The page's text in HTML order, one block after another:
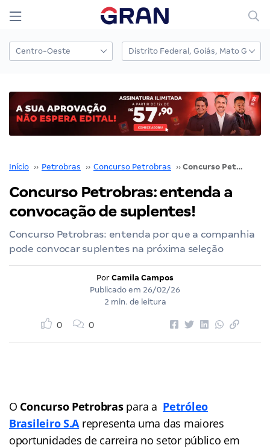
Início ›› Petrobras ›› Concurso Petrobras ›› Concurso Petrobras: entenda a convocação de suplentes!
Concurso Petrobras: entenda a
convocação de suplentes!
Concurso Petrobras: entenda por que a companhia
pode convocar suplentes na próxima seleção
Por Camila Campos
Publicado em 26/02/26
2 min. de leitura
0 0
O Concurso Petrobraspara a Petróleo
Brasileiro S.Arepresenta uma das maiores
oportunidades de carreira no setor público em